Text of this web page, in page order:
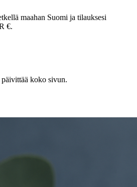
maahan Suomi ja tilauksesi
€.
koko sivun.